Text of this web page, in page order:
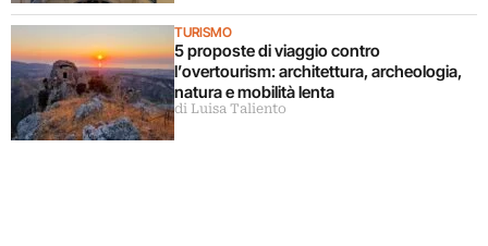
TURISMO
5 proposte di viaggio contro
l’overtourism: architettura, archeologia,
natura e mobilità lenta
di Luisa Taliento